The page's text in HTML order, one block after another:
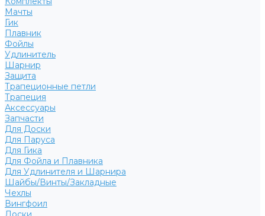
Мачты
Гик
Плавник
Фойлы
Удлинитель
Шарнир
Защита
Трапеционные петли
Трапеция
Аксессуары
Запчасти
Для Доски
Для Паруса
Для Гика
Для Фойла и Плавника
Для Удлинителя и Шарнира
Шайбы/Винты/Закладные
Чехлы
Вингфоил